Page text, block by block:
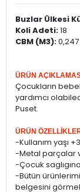
Buzlar Ülkesi
Koli Adeti:18
CBM (M3):0,247
ÜRÜN
Çocukların
yardımcı
Puset.
ÜRÜN
-Kullanım yaşı +3
-Metal parçalar
-Çocuk
-Bütün
belgesini